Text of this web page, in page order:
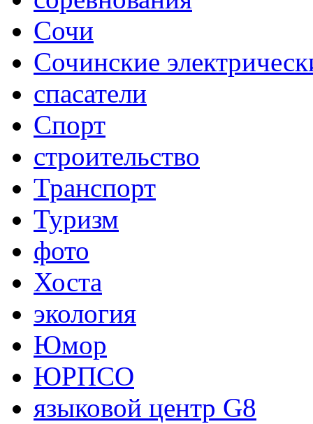
Сочи
Сочинские
спасатели
Спорт
строительство
Транспорт
Туризм
фото
Хоста
экология
Юмор
ЮРПСО
языковой центр G8